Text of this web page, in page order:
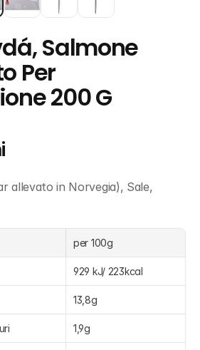
Salmone
Per
200 G
allevato in Norvegia), Sale,
per 100g
929 kJ/ 223kcal
13,8g
1,9g